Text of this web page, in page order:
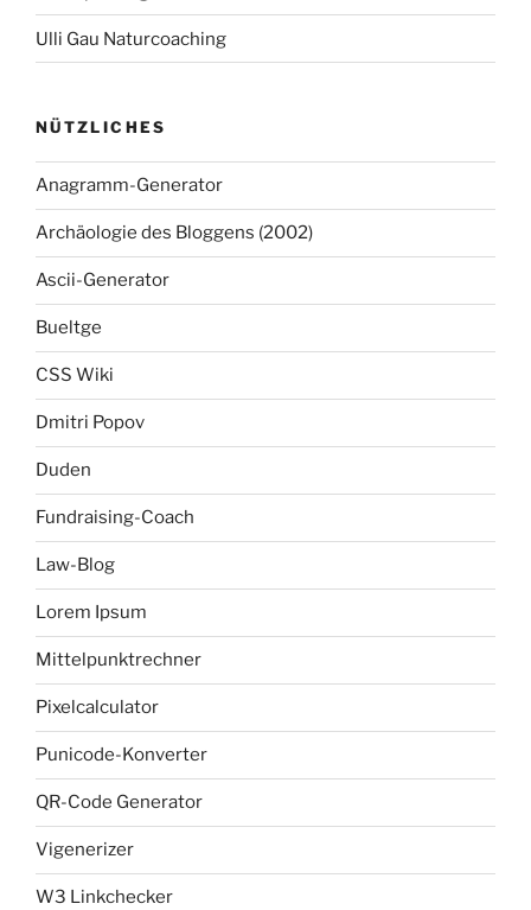
Ulli Gau Naturcoaching
NÜTZLICHES
Anagramm-Generator
Archäologie des Bloggens (2002)
Ascii-Generator
Bueltge
CSS Wiki
Dmitri Popov
Duden
Fundraising-Coach
Law-Blog
Lorem Ipsum
Mittelpunktrechner
Pixelcalculator
Punicode-Konverter
QR-Code Generator
Vigenerizer
W3 Linkchecker